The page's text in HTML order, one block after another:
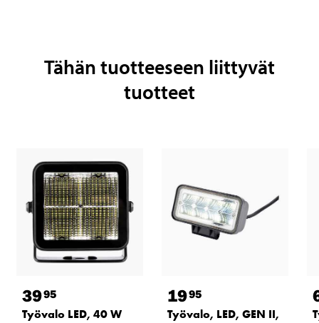
Tähän tuotteeseen liittyvät
tuotteet
3995
Työvalo LED, 40 W
1995
Työvalo, LED, GEN II,